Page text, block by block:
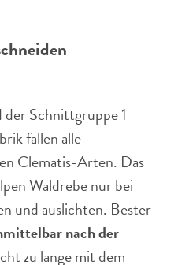
Schnittgruppe 1
fallen alle
Clematis-Arten. Das
Waldrebe nur bei
und auslichten. Bester
nach der
zu lange mit dem